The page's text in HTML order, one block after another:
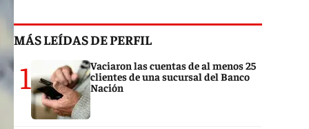
MÁS LEÍDAS DE PERFIL
1
Vaciaron las cuentas de al menos 25
clientes de una sucursal del Banco
Nación